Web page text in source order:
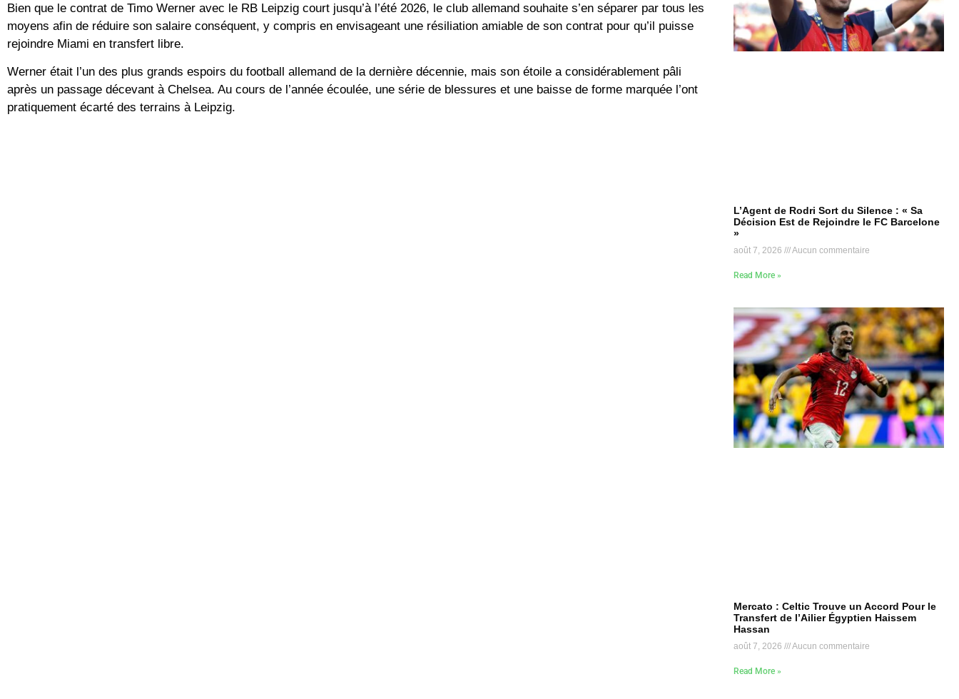
Bien que le contrat de Timo Werner avec le RB Leipzig court jusqu’à l’été 2026, le club allemand souhaite s’en séparer par tous les
moyens afin de réduire son salaire conséquent, y compris en envisageant une résiliation amiable de son contrat pour qu’il puisse
rejoindre Miami en transfert libre.
Werner était l’un des plus grands espoirs du football allemand de la dernière décennie, mais son étoile a considérablement pâli
après un passage décevant à Chelsea. Au cours de l’année écoulée, une série de blessures et une baisse de forme marquée l’ont
pratiquement écarté des terrains à Leipzig.
L’Agent de Rodri Sort du Silence : « Sa
Décision Est de Rejoindre le FC Barcelone
»
août 7, 2026 Aucun commentaire
Read More »
Mercato : Celtic Trouve un Accord Pour le
Transfert de l’Ailier Égyptien Haissem
Hassan
août 7, 2026 Aucun commentaire
Read More »